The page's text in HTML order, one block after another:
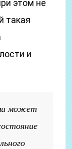
этом не
такая
и
может